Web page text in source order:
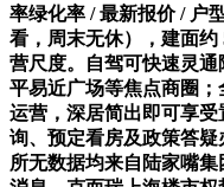
率绿化率 / 最新报价 / 户
看，周末无休），建面约
营尺度。自驾可快速灵
平易近广场等焦点商圈；
运营，深居简出即可享
询、预定看房及政策答
所无数据均来自陆家嘴